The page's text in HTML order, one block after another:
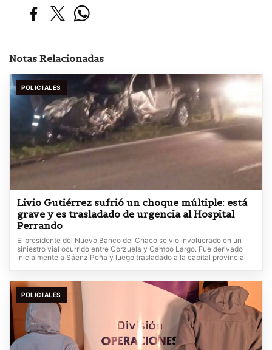
Notas Relacionadas
POLICIALES
Livio Gutiérrez sufrió un choque múltiple: está
grave y es trasladado de urgencia al Hospital
Perrando
El presidente del Nuevo Banco del Chaco se vio involucrado en un
siniestro vial ocurrido entre Corzuela y Campo Largo. Fue derivado
inicialmente a Sáenz Peña y luego trasladado a la capital provincial
POLICIALES